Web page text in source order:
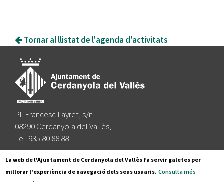
Tornar al llistat de l'agenda d'activitats
Pl. Francesc Layret, s/n
08290 Cerdanyola del Vallès,
Tel. 935 80 88 88
Segueix-nos a:
La web de l'Ajuntament de Cerdanyola del Vallès fa servir galetes per
millorar l'experiència de navegació dels seus usuaris. Consulta més